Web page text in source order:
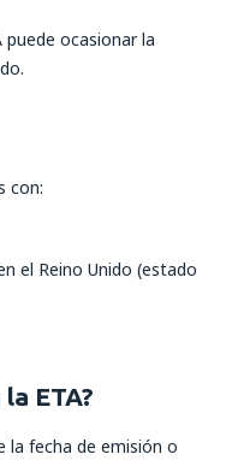
puede ocasionar la
con:
el Reino Unido (estado
ETA?
la fecha de emisión o